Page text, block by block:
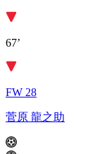
67’
FW 28
菅原 龍之助